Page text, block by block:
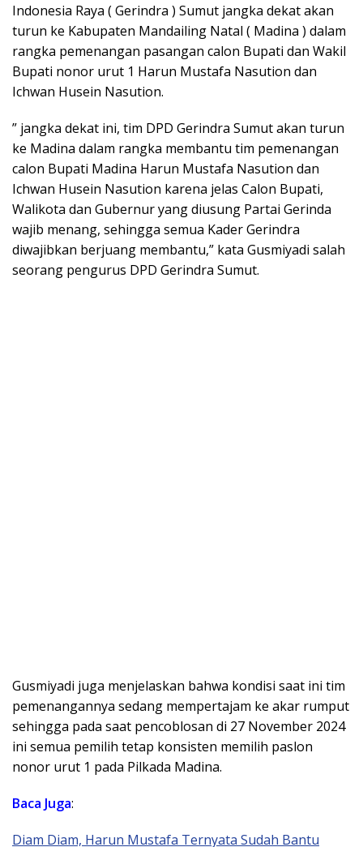
Indonesia Raya ( Gerindra ) Sumut jangka dekat akan
turun ke Kabupaten Mandailing Natal ( Madina ) dalam
rangka pemenangan pasangan calon Bupati dan Wakil
Bupati nonor urut 1 Harun Mustafa Nasution dan
Ichwan Husein Nasution.
” jangka dekat ini, tim DPD Gerindra Sumut akan turun
ke Madina dalam rangka membantu tim pemenangan
calon Bupati Madina Harun Mustafa Nasution dan
Ichwan Husein Nasution karena jelas Calon Bupati,
Walikota dan Gubernur yang diusung Partai Gerinda
wajib menang, sehingga semua Kader Gerindra
diwajibkan berjuang membantu,” kata Gusmiyadi salah
seorang pengurus DPD Gerindra Sumut.
Gusmiyadi juga menjelaskan bahwa kondisi saat ini tim
pemenangannya sedang mempertajam ke akar rumput
sehingga pada saat pencoblosan di 27 November 2024
ini semua pemilih tetap konsisten memilih paslon
nonor urut 1 pada Pilkada Madina.
Baca Juga:
Diam Diam, Harun Mustafa Ternyata Sudah Bantu